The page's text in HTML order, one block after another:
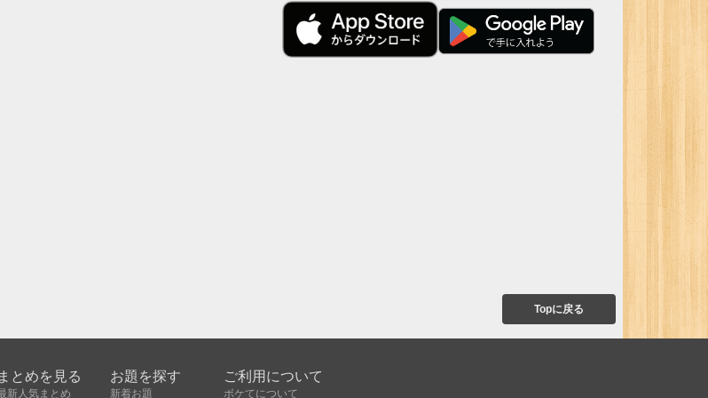
Topに戻る
まとめを見る
新人気まとめ
お題を探す
新着お題
ご利用について
ボケてについて